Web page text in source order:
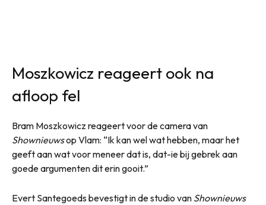
Moszkowicz reageert ook na
afloop fel
Bram Moszkowicz reageert voor de camera van
Shownieuwsop Vlam: “Ik kan wel wat hebben, maar het
geeft aan wat voor meneer dat is, dat-ie bij gebrek aan
goede argumenten dit erin gooit.”
Evert Santegoeds bevestigt in de studio van Shownieuws